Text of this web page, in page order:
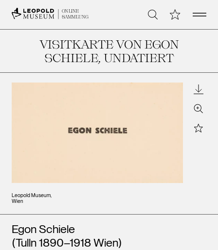
ONLINE
SAMMLUNG
Suche Meine Open
VISITKARTE VON EGON
SCHIELE, UNDATIERT
Leopold Museum,
Wien
Zoom
Star
Künstler*innen
Egon Schiele
(Tulln 1890–1918 Wien)